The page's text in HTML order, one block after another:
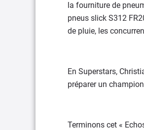
la fourniture de
pneus slick S312
de pluie, les
En Superstars,
préparer un
Terminons cet «